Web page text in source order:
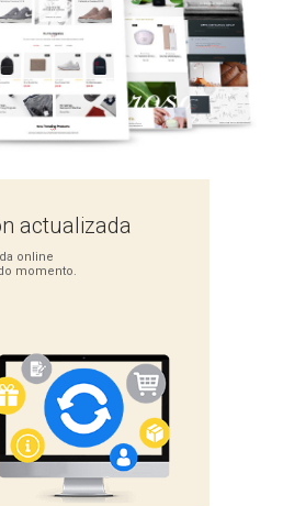
actualizada
online
momento.